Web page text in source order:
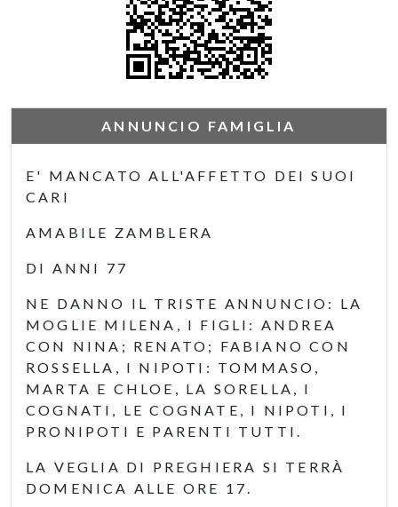
ANNUNCIO FAMIGLIA
E' MANCATO ALL'AFFETTO DEI SUOI
CARI
AMABILE ZAMBLERA
DI ANNI 77
NE DANNO IL TRISTE ANNUNCIO: LA
MOGLIE MILENA, I FIGLI: ANDREA
CON NINA; RENATO; FABIANO CON
ROSSELLA, I NIPOTI: TOMMASO,
MARTA E CHLOE, LA SORELLA, I
COGNATI, LE COGNATE, I NIPOTI, I
PRONIPOTI E PARENTI TUTTI.
LA VEGLIA DI PREGHIERA SI TERRÀ
DOMENICA ALLE ORE 17.